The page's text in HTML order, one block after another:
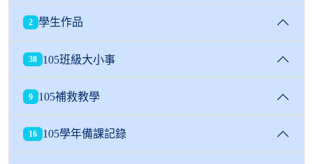
2 學生作品
38 105班級大小事
9 105補救教學
16 105學年備課記錄